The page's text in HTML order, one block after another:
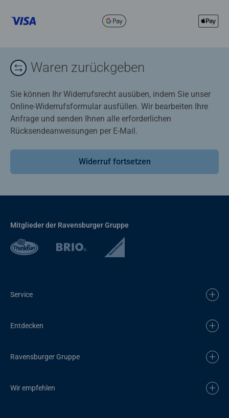
Waren zurückgeben
Sie können Ihr Widerrufsrecht ausüben, indem Sie unser
Online-Widerrufsformular ausfüllen. Wir bearbeiten Ihre
Anfrage und senden Ihnen alle erforderlichen
Rücksendeanweisungen per E-Mail.
Widerruf fortsetzen
Mitglieder der Ravensburger Gruppe
Service
Entdecken
Ravensburger Gruppe
Wir empfehlen